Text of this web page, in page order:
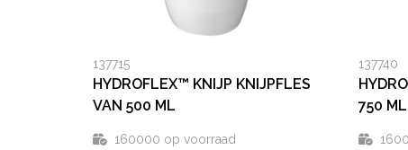
137715
HYDROFLEX™ KNIJP KNIJPFLES
VAN 500 ML
160000 op voorraad
137740
750 ML